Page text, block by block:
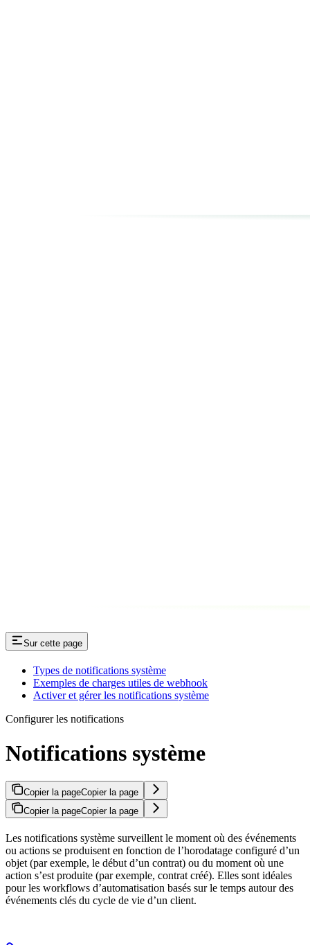
Sur cette page
Types de notifications système
Exemples de charges utiles de webhook
Activer et gérer les notifications système
Configurer les notifications
Notifications système
Copier la pageCopier la page
Copier la pageCopier la page
Les notifications système surveillent le moment où des événements
ou actions se produisent en fonction de l’horodatage configuré d’un
objet (par exemple, le début d’un contrat) ou du moment où une
action s’est produite (par exemple, contrat créé). Elles sont idéales
pour les workflows d’automatisation basés sur le temps autour des
événements clés du cycle de vie d’un client.